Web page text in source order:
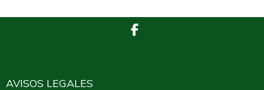
AVISOS LEGALES